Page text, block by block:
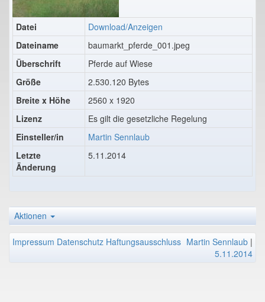
Datei
Download/Anzeigen
Dateiname
baumarkt_pferde_001.jpeg
Überschrift
Pferde auf Wiese
Größe
2.530.120 Bytes
Breite x Höhe
2560 x 1920
Lizenz
Es gilt die gesetzliche Regelung
Einsteller/in
Martin Sennlaub
Letzte
Änderung
5.11.2014
Aktionen
Impressum Datenschutz Haftungsausschluss Martin Sennlaub |
5.11.2014